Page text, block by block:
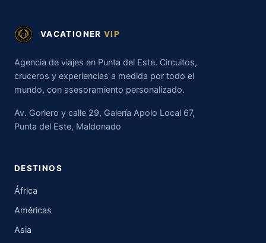
VACATIONER VIP
Agencia de viajes en Punta del Este. Circuitos,
cruceros y experiencias a medida por todo el
mundo, con asesoramiento personalizado.
Av. Gorlero y calle 29, Galería Apolo Local 67,
Punta del Este, Maldonado
DESTINOS
África
Américas
Asia